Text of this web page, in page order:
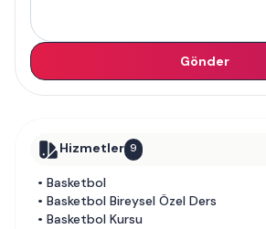
Gönder
Hizmetler 9
• Basketbol
• Basketbol Bireysel Özel Ders
• Basketbol Kursu